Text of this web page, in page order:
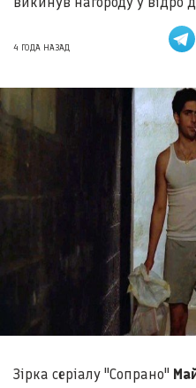
4 ГОДА НАЗАД
Зірка серіалу "Сопрано"